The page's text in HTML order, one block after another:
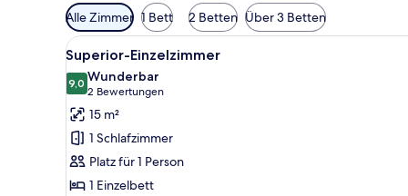
Verfügbare
Filter
für
Zimmer
Alle Zimmer 1 Bett 2 Betten Über 3 Betten
Alle
Fotos
für
Superior-
Einzelzimmer
anzeigen
Ein Hotelzimmer mit Bett,
7
Superior-Einzelzimmer
9,09,0 von 10
Wunderbar
2 Bewertungen
(2
Bewertungen)
15 m²
1 Schlafzimmer
Platz für 1 Person
1 Einzelbett